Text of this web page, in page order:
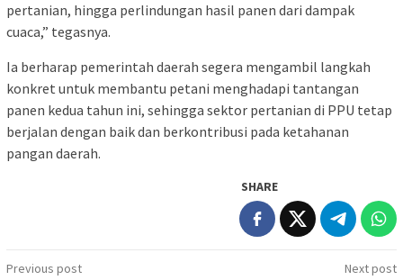
pertanian, hingga perlindungan hasil panen dari dampak
cuaca,” tegasnya.
Ia berharap pemerintah daerah segera mengambil langkah
konkret untuk membantu petani menghadapi tantangan
panen kedua tahun ini, sehingga sektor pertanian di PPU tetap
berjalan dengan baik dan berkontribusi pada ketahanan
pangan daerah.
SHARE
Post
Previous post
Next post